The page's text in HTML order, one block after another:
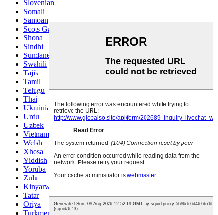
Slovenian
Somali
Samoan
Scots Gaelic
Shona
Sindhi
Sundanese
Swahili
Tajik
Tamil
Telugu
Thai
Ukrainian
Urdu
Uzbek
Vietnamese
Welsh
Xhosa
Yiddish
Yoruba
Zulu
Kinyarwanda
Tatar
Oriya
Turkmen